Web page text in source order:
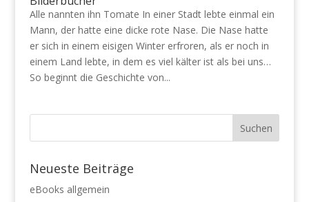
Alle nannten ihn Tomate In einer Stadt lebte einmal ein
Mann, der hatte eine dicke rote Nase. Die Nase hatte
er sich in einem eisigen Winter erfroren, als er noch in
einem Land lebte, in dem es viel kälter ist als bei uns…
So beginnt die Geschichte von...
Neueste Beiträge
eBooks allgemein